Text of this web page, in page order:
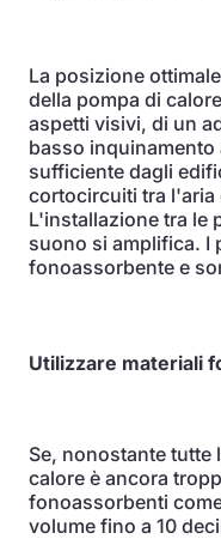
La posizione
della pompa di
aspetti visivi, di un
basso
sufficiente dagli
cortocircuiti tra l'aria
L'installazione tra le
suono si amplifica. I
fonoassorbente e
Utilizzare materiali
Se, nonostante tutte
calore è ancora
fonoassorbenti
volume fino a 10